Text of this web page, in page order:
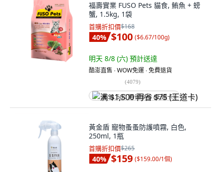
福壽實業 FUSO Pets 貓食, 鮪魚 + 螃
蟹, 1.5kg, 1袋
首購折扣價$168
40% $100 ($6.67/100g)
明天 8/8 (六) 預計送達
酷澎直售 ∙ WOW免運 ∙ 免費退貨
(4079)
满 $1,500 再省 $75 (王道卡)
黃金盾 寵物蚤蚤防護噴霧, 白色,
250ml, 1瓶
首購折扣價$265
40% $159 ($159.00/1個)